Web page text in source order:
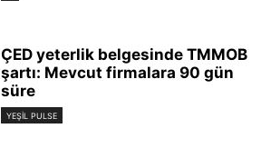
ÇED yeterlik belgesinde TMMOB
şartı: Mevcut firmalara 90 gün
süre
YEŞIL PULSE